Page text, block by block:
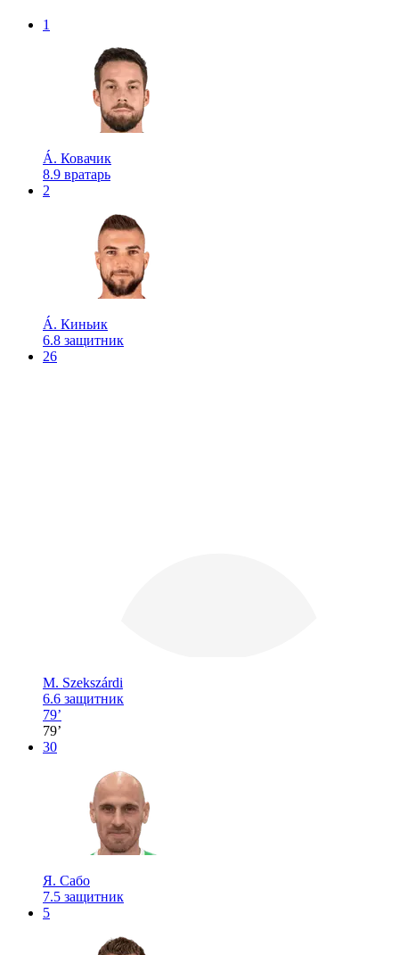
1
Á. Ковачик
8.9 вратарь
2
Á. Киньик
6.8 защитник
26
М. Szekszárdi
6.6 защитник
79’
79’
30
Я. Сабо
7.5 защитник
5